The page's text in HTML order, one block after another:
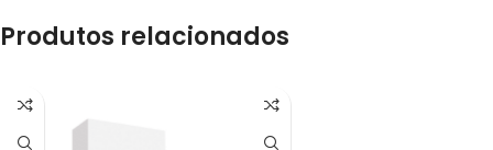
Produtos relacionados